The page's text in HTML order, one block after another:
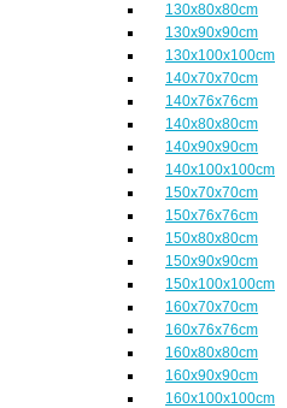
130x80x80cm
130x90x90cm
130x100x100cm
140x70x70cm
140x76x76cm
140x80x80cm
140x90x90cm
140x100x100cm
150x70x70cm
150x76x76cm
150x80x80cm
150x90x90cm
150x100x100cm
160x70x70cm
160x76x76cm
160x80x80cm
160x90x90cm
160x100x100cm